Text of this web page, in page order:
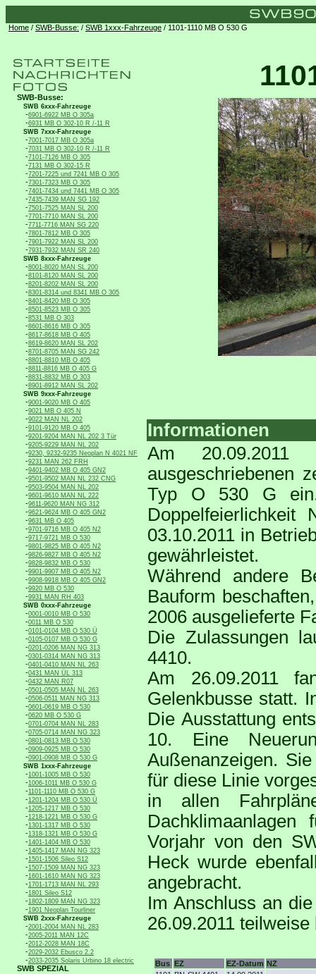
Home / SWB-Busse: / SWB 1xxx-Fahrzeuge / 1101-1110 MB O 530 G
SWB-Busse:
SWB 6xxx-Fahrzeuge
-6901-6922 MB O 305a
-6931 MB O 302-10 R /-11 R
SWB 7xxx-Fahrzeuge
-7001-7017 MB O 305a
-7031 MB O 302-10 R /-11 R
-7101-7126 MB O 305
-7131 MB O 302-15 R
-7201-7225 und 7241 MB O 305
-7301-7323 MB O 305
-7401-7434 und 7441 MB O 305
-7435-7439 MAN SG 192
-7501-7525 MAN SL 200
-7701-7710 MAN SL 200
-7711-7716 MAN SG 220
-7801-7812 MB O 305
-7901-7922 MAN SL 200
-7931-7932 MAN SR 240
SWB 8xxx-Fahrzeuge
-8001-8020 MAN SL 200
-8101-8120 MAN SL 200
-8201-8202 MAN SL 200
-8301-8314 und 8341 MB O 305
-8401-8420 MB O 305
-8501-8523 MB O 305
-8531 MB O 303
-8601-8616 MB O 305
-8617-8618 MB O 405
-8619-8620 MAN SL 202
-8701-8705 MAN SG 242
-8801-8810 MB O 405
-8811-8816 MB O 405 G
-8831-8832 MB O 303
-8901-8912 MAN SL 202
SWB 9xxx-Fahrzeuge
-9001-9020 MB O 405
-9021 MB O 405 N
-9022 MAN NL 202
-9101-9120 MB O 405
-9201-9204 MAN NL 202 3 Tür
-9205-9229 MAN NL 202
-9230, 9232-9235 Neoplan N 4021 NF
-9231 MAN 262 FRH
-9401-9402 MB O 405 GN2
-9501-9502 MAN NL 232 CNG
-9503-9504 MAN NL 202
-9601-9610 MAN NL 222
-9611-9620 MAN NG 312
-9621-9624 MB O 405 GN2
-9631 MB O 405
-9701-9716 MB O 405 N2
-9717-9721 MB O 530
-9801-9825 MB O 405 N2
-9826-9827 MB O 405 N2
-9828-9832 MB O 530
-9901-9907 MB O 405 N2
-9908-9918 MB O 405 GN2
-9920 MB O 530
-9931 MAN RH 403
SWB 0xxx-Fahrzeuge
-0001-0010 MB O 530
-0011 MB O 530
-0101-0104 MB O 530 Ü
-0105-0107 MB O 530 G
-0201-0206 MAN NG 313
-0301-0314 MAN NG 313
-0401-0410 MAN NL 263
-0431 MAN ÜL 313
-0432 MAN R07
-0501-0505 MAN NL 263
-0506-0511 MAN NG 313
-0601-0619 MB O 530
-0620 MB O 530 G
-0701-0704 MAN NL 283
-0705-0714 MAN NG 323
-0801-0813 MB O 530
-0909-0925 MB O 530
-0901-0908 MB O 530 G
SWB 1xxx-Fahrzeuge
-1001-1005 MB O 530
-1006-1011 MB O 530 G
-1101-1110 MB O 530 G
-1201-1204 MB O 530 Ü
-1205-1217 MB O 530
-1218-1221 MB O 530 G
-1301-1317 MB O 530
-1318-1321 MB O 530 G
-1401-1404 MB O 530
-1405-1417 MAN NG 323
-1501-1506 Sileo S12
-1507-1509 MAN NG 323
-1601-1610 MAN NG 323
-1701-1713 MAN NL 293
-1801 Sileo S12
-1802-1809 MAN NG 323
-1901 Neoplan Tourliner
SWB 2xxx-Fahrzeuge
-2001-2004 MAN NL 283
-2005-2011 MAN 12C
-2012-2028 MAN 18C
-2029-2032 Ebusco 2.2
-2033-2035 Solaris Urbino 18 electric
SWB SPEZIAL
Informationen
Am
ausgeschriebenen
Typ O 530 G
Doppelfeierlichkeit
03.10.2011 in
gewährleistet.
Während andere
Bauform
2006 ausgelieferte
Die Zulassungen
4410.
Am 26.09.2011
Gelenkbusse statt.
Die Ausstattung
10. Eine
Außenanzeigen.
für diese Linie
in allen
Vorjahr von den
Heck wurde
angebracht.
Im Anschluss an
26.09.2011
Bus EZ EZ-Datum NZ